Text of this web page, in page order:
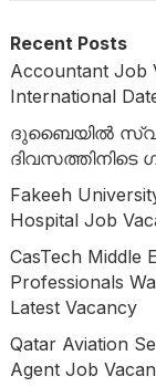
Recent Posts
Accountant Job
International
ദുബൈയിൽ
Fakeeh
Hospital Job
CasTech Middle
Professionals
Latest Vacancy
Qatar Aviation
Agent Job